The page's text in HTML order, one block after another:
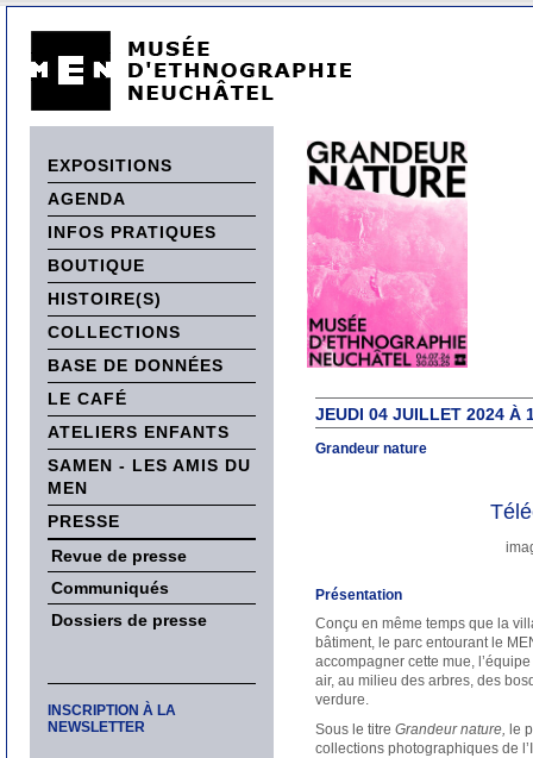
EXPOSITIONS
AGENDA
INFOS PRATIQUES
BOUTIQUE
HISTOIRE(S)
COLLECTIONS
BASE DE DONNÉES
LE CAFÉ
ATELIERS ENFANTS
SAMEN - LES AMIS DU
MEN
PRESSE
Revue de presse
Communiqués
Dossiers de presse
INSCRIPTION À LA
NEWSLETTER
JEUDI 04 JUILLET 2024 À
Grandeur nature
Présentation
Conçu en même temps que la
bâtiment, le parc entourant le
accompagner cette mue,
air, au milieu des arbres, des
verdure.
Sous le titre Grandeur nature, le
collections photographiques de